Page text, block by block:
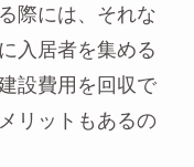
際には、それな
入居者を集める
設費用を回収で
リットもあるの